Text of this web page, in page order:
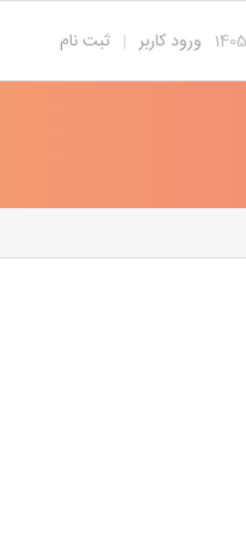
ثبت نام | ورود کاربر